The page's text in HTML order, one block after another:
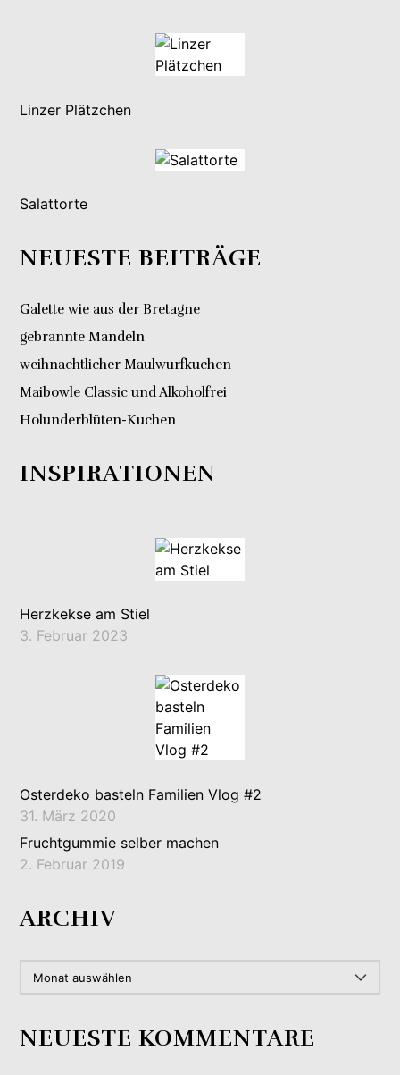
Linzer Plätzchen
Salattorte
NEUESTE BEITRÄGE
Galette wie aus der Bretagne
gebrannte Mandeln
weihnachtlicher Maulwurfkuchen
Maibowle Classic und Alkoholfrei
Holunderblüten-Kuchen
INSPIRATIONEN
Herzkekse am Stiel
3. Februar 2023
Osterdeko basteln Familien Vlog #2
31. März 2020
Fruchtgummie selber machen
2. Februar 2019
ARCHIV
NEUESTE KOMMENTARE